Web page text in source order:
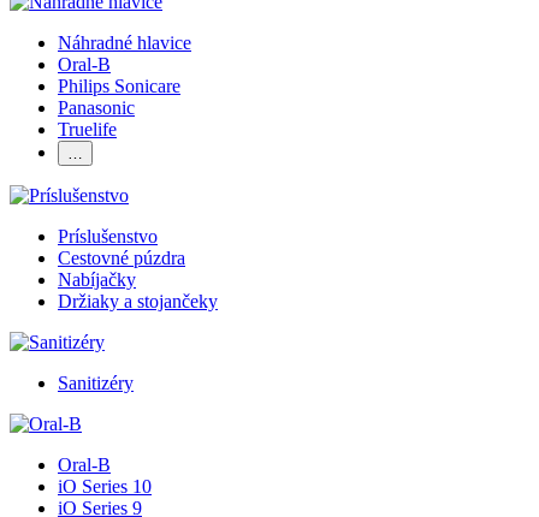
Náhradné hlavice
Oral-B
Philips Sonicare
Panasonic
Truelife
…
Príslušenstvo
Cestovné púzdra
Nabíjačky
Držiaky a stojančeky
Sanitizéry
Oral-B
iO Series 10
iO Series 9